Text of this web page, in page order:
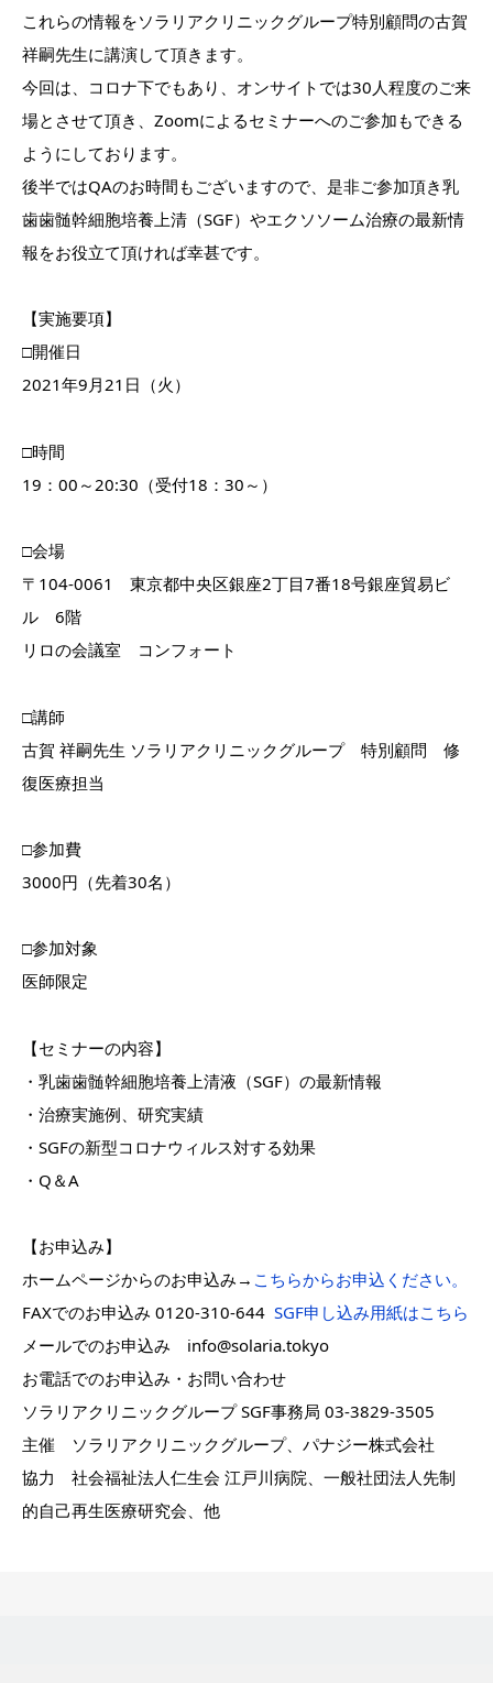
これらの情報をソラリアクリニックグループ特別顧問の古賀
祥嗣先生に講演して頂きます。
今回は、コロナ下でもあり、オンサイトでは30人程度のご来
場とさせて頂き、Zoomによるセミナーへのご参加もできる
ようにしております。
後半ではQAのお時間もございますので、是非ご参加頂き乳
歯歯髄幹細胞培養上清（SGF）やエクソソーム治療の最新情
報をお役立て頂ければ幸甚です。
【実施要項】
□開催日
2021年9月21日（火）
□時間
19：00～20:30（受付18：30～）
□会場
〒104-0061 東京都中央区銀座2丁目7番18号銀座貿易ビ
ル 6階
リロの会議室 コンフォート
□講師
古賀 祥嗣先生 ソラリアクリニックグループ 特別顧問 修
復医療担当
□参加費
3000円（先着30名）
□参加対象
医師限定
【セミナーの内容】
・乳歯歯髄幹細胞培養上清液（SGF）の最新情報
・治療実施例、研究実績
・SGFの新型コロナウィルス対する効果
・Q＆A
【お申込み】
ホームページからのお申込み→ こちらからお申込ください。
FAXでのお申込み 0120-310-644 SGF申し込み用紙はこちら
メールでのお申込み info@solaria.tokyo
お電話でのお申込み・お問い合わせ
ソラリアクリニックグループ SGF事務局 03-3829-3505
主催 ソラリアクリニックグループ、パナジー株式会社
協力 社会福祉法人仁生会 江戸川病院、一般社団法人先制
的自己再生医療研究会、他